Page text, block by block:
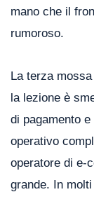
mano che il
rumoroso.
La terza
la lezione è
di pagamento
operativo
operatore di e-
grande. In